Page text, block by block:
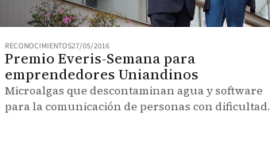
RECONOCIMIENTOS27/05/2016
Premio Everis-Semana para
emprendedores Uniandinos
Microalgas que descontaminan agua y software
para la comunicación de personas con dificultad.